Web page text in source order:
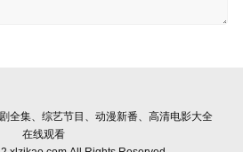
全集、综艺节目、动漫新番、高清电影大全
在线观看